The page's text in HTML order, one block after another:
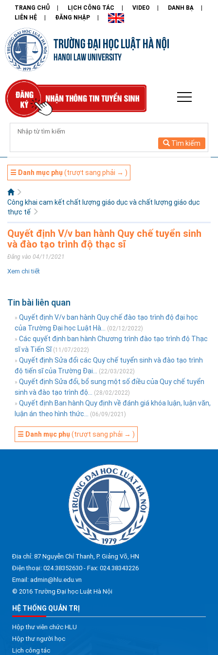
TRANG CHỦ LỊCH CÔNG TÁC VIDEO
DANH BẠ
LIÊN HỆ
ĐĂNG NHẬP
TRƯỜNG ĐẠI HỌC LUẬT HÀ NỘI
HANOI LAW UNIVERSITY
Tìm kiếm
☰ Danh mục phụ (trượt sang phải → )
Công khai cam kết chất lượng giáo dục và chất lượng giáo dục
thực tế
Quyết định V/v ban hành Quy chế tuyển sinh
và đào tạo trình độ thạc sĩ
Đăng vào 04/11/2021
Xem chi tiết
Tin bài liên quan
» Quyết định V/v ban hành Quy chế đào tạo trình độ đại học
của Trường Đại học Luật Hà...
(02/12/2022)
» Các quyết định ban hành Chương trình đào tạo trình độ Thạc
sĩ và Tiến Sĩ(11/07/2022)
» Quyết định Sửa đổi các Quy chế tuyển sinh và đào tạo trình
độ tiến sĩ của Trường Đại...
(22/03/2022)
» Quyết định Sửa đổi, bổ sung một số điều của Quy chế tuyển
sinh và đào tạo trình độ...
(28/02/2022)
» Quyết định Ban hành Quy định về đánh giá khóa luận, luận văn,
luận án theo hình thức...
(06/09/2021)
☰ Danh mục phụ (trượt sang phải → )
Địa chỉ: 87 Nguyễn Chí Thanh, P. Giảng Võ, HN
Điện thoại: 024.38352630 - Fax: 024.38343226
Email: admin@hlu.edu.vn
© 2016 Trường Đại học Luật Hà Nội
HỆ THỐNG QUẢN TRỊ
Hộp thư viên chức HLU
Hộp thư người học
Lịch công tác